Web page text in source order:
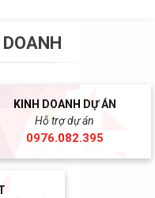
KINH DOANH DỰ ÁN
Hỗ trợ dự án
0976.082.395